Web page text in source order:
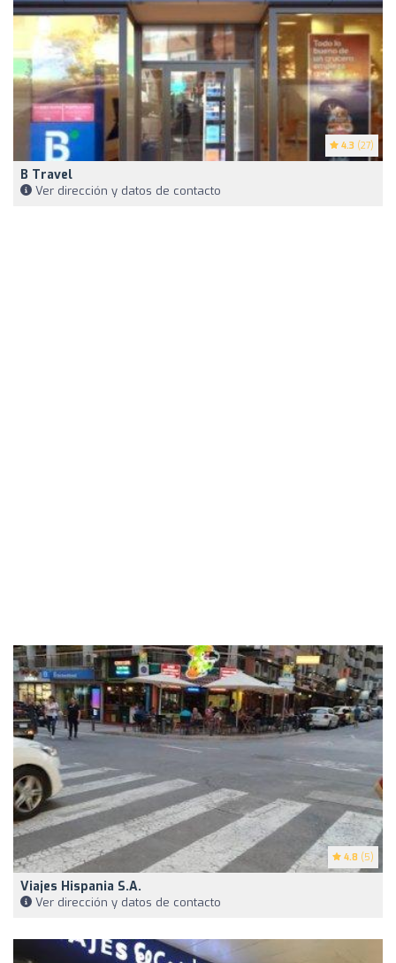
4.3 (27)
B Travel
Ver dirección y datos de contacto
4.8 (5)
Viajes Hispania S.A.
Ver dirección y datos de contacto